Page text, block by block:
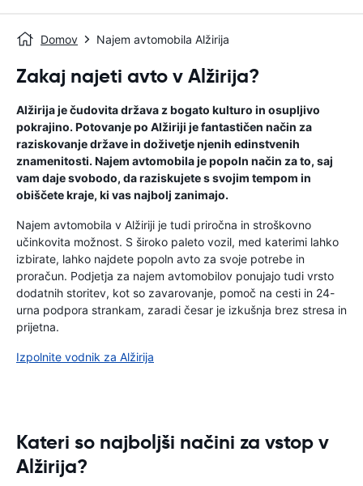
Domov Najem avtomobila Alžirija
Zakaj najeti avto v Alžirija?
Alžirija je čudovita država z bogato kulturo in osupljivo
pokrajino. Potovanje po Alžiriji je fantastičen način za
raziskovanje države in doživetje njenih edinstvenih
znamenitosti. Najem avtomobila je popoln način za to, saj
vam daje svobodo, da raziskujete s svojim tempom in
obiščete kraje, ki vas najbolj zanimajo.
Najem avtomobila v Alžiriji je tudi priročna in stroškovno
učinkovita možnost. S široko paleto vozil, med katerimi lahko
izbirate, lahko najdete popoln avto za svoje potrebe in
proračun. Podjetja za najem avtomobilov ponujajo tudi vrsto
dodatnih storitev, kot so zavarovanje, pomoč na cesti in 24-
urna podpora strankam, zaradi česar je izkušnja brez stresa in
prijetna.
Izpolnite vodnik za Alžirija
Kateri so najboljši načini za vstop v
Alžirija?